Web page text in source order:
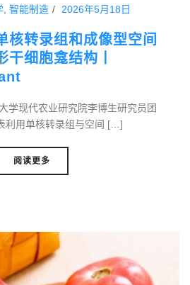
智能制造 2026年5月18日
核转录组和成像型空间
干细胞龛结构丨
学现代农业研究院李博生研究员团
利用单核转录组与空间 […]
阅读更多